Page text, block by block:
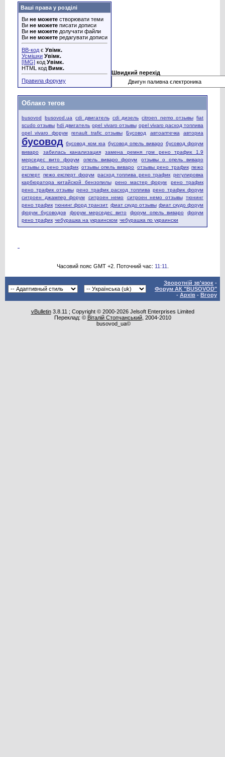
Ваші права у розділі
Ви не можете створювати теми
Ви не можете писати дописи
Ви не можете долучати файли
Ви не можете редагувати дописи
BB-код є Увімк.
Усмішки Увімк.
[IMG] код Увімк.
HTML код Вимк.
Правила форуму
Швидкий перехід
Облако тегов
busovod busovod.ua cdi двигатель cdi дизель citroen nemo отзывы fiat
scudo отзывы hdi двигатель opel vivaro отзывы opel vivaro расход топлива
opel vivaro форум
renault trafic отзывы Бусовод автоаптечка авториа
бусовод бусовод ком юа бусовод опель виваро бусовод форум
виваро
забилась канализация
замена ремня грм рено трафик 1.9
мерседес вито форум
опель виваро форум
отзывы о опель виваро
отзывы о рено трафик отзывы опель виваро отзывы рено трафик пежо
експерт пежо експерт форум расход топлива рено трафик регулировка
карбюратора китайской бензопилы
рено мастер форум
рено трафик
рено трафик отзывы рено трафик расход топлива рено трафик форум
ситроен джампер форум
ситроен немо ситроен немо отзывы тюнинг
рено трафик тюнинг форд транзит фиат скудо отзывы фиат скудо форум
форум бусоводов
форум мерседес вито форум опель виваро
форум
рено трафик чебурашка на украинском чебурашка по украински
Часовий пояс GMT +2. Поточний час: 11:11
Зворотній зв'язок -
Форум АК "BUSOVOD"
- Архів - Вгору
vBulletin3.8.11 ; Copyright © 2000-2026 Jelsoft Enterprises Limited
Переклад: © Віталій Стопчанський, 2004-2010
busovod_ua©